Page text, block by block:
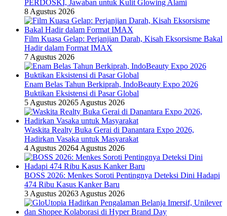
PERDOSKI, Jawaban untuk Kulit Glowing Alami
8 Agustus 2026
Film Kuasa Gelap: Perjanjian Darah, Kisah Eksorsisme Bakal
Hadir dalam Format IMAX
7 Agustus 2026
Enam Belas Tahun Berkiprah, IndoBeauty Expo 2026
Buktikan Eksistensi di Pasar Global
5 Agustus 20265 Agustus 2026
Waskita Realty Buka Gerai di Danantara Expo 2026,
Hadirkan Vasaka untuk Masyarakat
4 Agustus 20264 Agustus 2026
BOSS 2026: Menkes Soroti Pentingnya Deteksi Dini Hadapi
474 Ribu Kasus Kanker Baru
3 Agustus 20263 Agustus 2026